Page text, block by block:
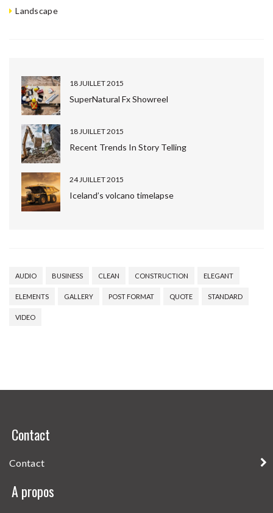
Envoyer
Landscape
18 JUILLET 2015
SuperNatural Fx Showreel
18 JUILLET 2015
Recent Trends In Story Telling
24 JUILLET 2015
Iceland’s volcano timelapse
AUDIO BUSINESS CLEAN CONSTRUCTION ELEGANT
ELEMENTS GALLERY POST FORMAT QUOTE STANDARD
VIDEO
Contact
Contact
A propos